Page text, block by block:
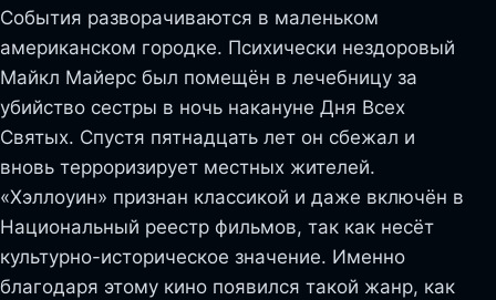
События разворачиваются в маленьком
американском городке. Психически нездоровый
Майкл Майерс был помещён в лечебницу за
убийство сестры в ночь накануне Дня Всех
Святых. Спустя пятнадцать лет он сбежал и
вновь терроризирует местных жителей.
«Хэллоуин» признан классикой и даже включён в
Национальный реестр фильмов, так как несёт
культурно-историческое значение. Именно
благодаря этому кино появился такой жанр, как